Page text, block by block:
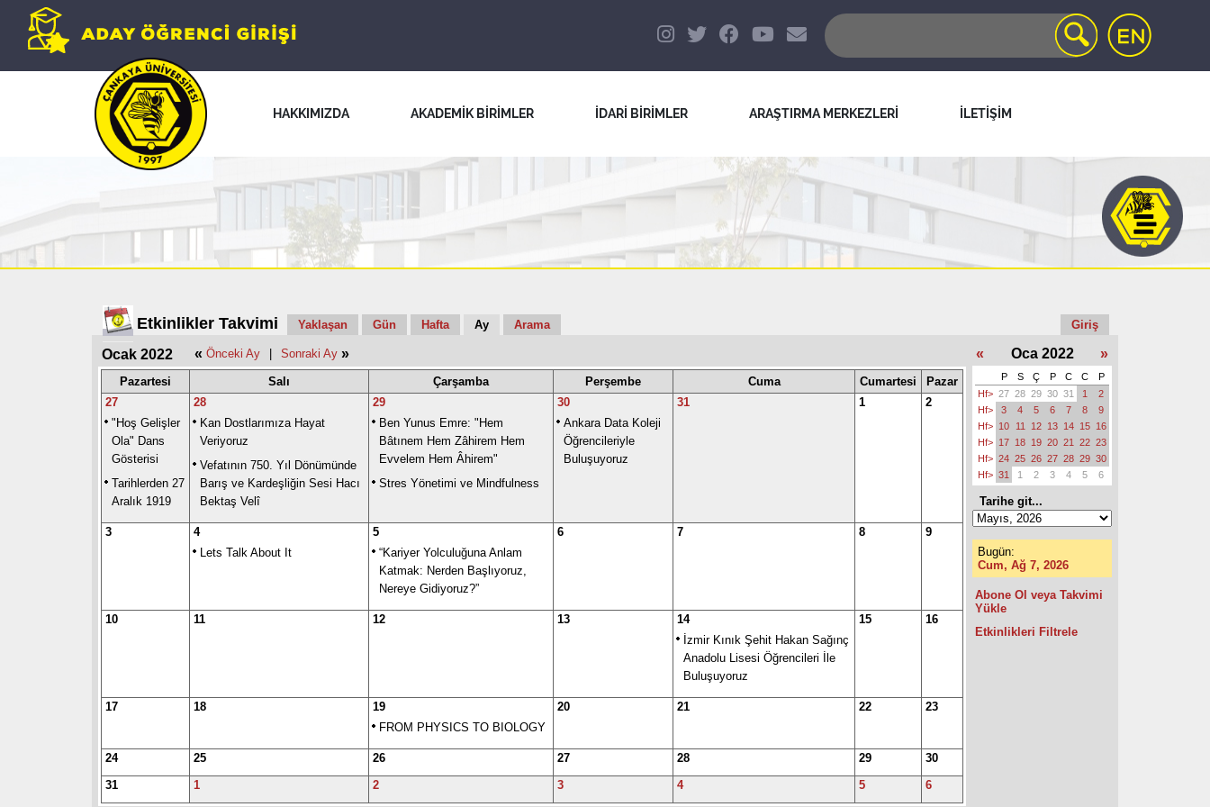
HAKKIMIZDA AKADEMİK BİRİMLER İDARİ BİRİMLER ARAŞTIRMA MERKEZLERİ İLETİŞİM
Etkinlikler Takvimi Yaklaşan Gün Hafta Ay Arama Giriş
Ocak 2022 « Önceki Ay Sonraki Ay »
Pazartesi Salı Çarşamba Perşembe Cuma Cumartesi
Pazar
27
"Hoş Gelişler
Ola" Dans
Gösterisi
Tarihlerden 27
Aralık 1919
28
Kan Dostlarımıza Hayat
Veriyoruz
Vefatının 750. Yıl Dönümünde
Barış ve Kardeşliğin Sesi Hacı
Bektaş Velî
29
Ben Yunus Emre: "Hem
Bâtınem Hem Zâhirem Hem
Evvelem Hem Âhirem"
Stres Yönetimi ve Mindfulness
30
Ankara Data Koleji
Öğrencileriyle
Buluşuyoruz
31 1 2
3
4
Lets Talk About It
5
“Kariyer Yolculuğuna Anlam
Katmak: Nerden Başlıyoruz,
Nereye Gidiyoruz?”
6 7 8 9
10 11 12 13
14
İzmir Kınık Şehit Hakan Sağınç
Anadolu Lisesi Öğrencileri İle
Buluşuyoruz
15 16
17 18
19
FROM PHYSICS TO BIOLOGY
20 21 22 23
24 25 26 27 28 29
30
31
1 2 3 4 5 6
« Oca 2022 »
P S Ç P C C
P
Hf> 27 28 29 30 31 1
2
Hf>
3 4 5 6 7 8
9
Hf> 10 11 12 13 14 15 16
Hf> 17 18 19 20 21 22 23
Hf> 24 25 26 27 28 29 30
Hf> 31 1 2 3 4 5 6
Tarihe git...
Bugün:
Cum, Ağ 7, 2026
Abone Ol veya Takvimi
Yükle
Etkinlikleri Filtrele